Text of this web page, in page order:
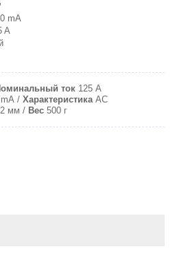
mA
A
ток 125 A
Характеристика AC
мм Вес 500 г